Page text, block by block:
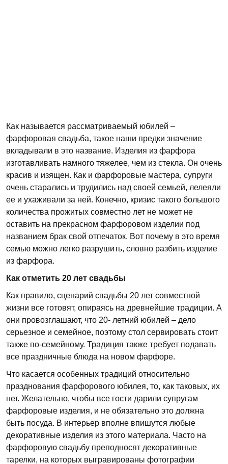
Как называется рассматриваемый юбилей –
фарфоровая свадьба, такое наши предки значение
вкладывали в это название. Изделия из фарфора
изготавливать намного тяжелее, чем из стекла. Он очень
красив и изящен. Как и фарфоровые мастера, супруги
очень старались и трудились над своей семьей, лелеяли
ее и ухаживали за ней. Конечно, кризис такого большого
количества прожитых совместно лет не может не
оставить на прекрасном фарфоровом изделии под
названием брак свой отпечаток. Вот почему в это время
семью можно легко разрушить, словно разбить изделие
из фарфора.
Как отметить 20 лет свадьбы
Как правило, сценарий свадьбы 20 лет совместной
жизни все готовят, опираясь на древнейшие традиции. А
они провозглашают, что 20- летний юбилей – дело
серьезное и семейное, поэтому стол сервировать стоит
также по-семейному. Традиция также требует подавать
все праздничные блюда на новом фарфоре.
Что касается особенных традиций относительно
празднования фарфорового юбилея, то, как таковых, их
нет. Желательно, чтобы все гости дарили супругам
фарфоровые изделия, и не обязательно это должна
быть посуда. В интерьер вполне впишутся любые
декоративные изделия из этого материала. Часто на
фарфоровую свадьбу преподносят декоративные
тарелки, на которых выгравированы фотографии